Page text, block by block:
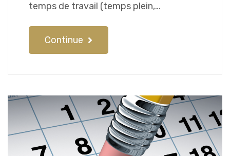
temps de travail (temps plein,…
Continue